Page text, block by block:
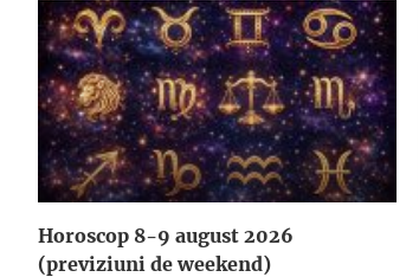
Horoscop 8-9 august 2026
(previziuni de weekend)